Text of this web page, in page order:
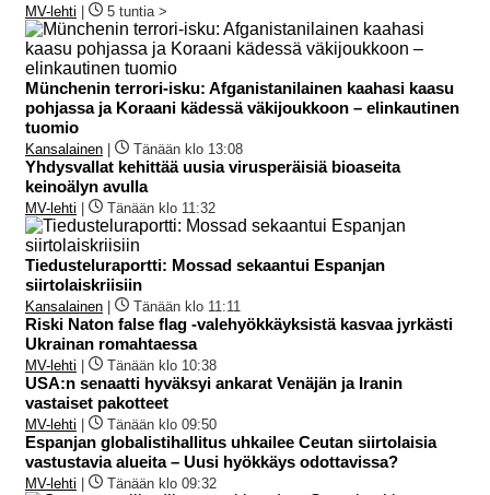
MV-lehti | 5 tuntia >
Münchenin terrori-isku: Afganistanilainen kaahasi kaasu
pohjassa ja Koraani kädessä väkijoukkoon – elinkautinen
tuomio
Kansalainen | Tänään klo 13:08
Yhdysvallat kehittää uusia virusperäisiä bioaseita
keinoälyn avulla
MV-lehti | Tänään klo 11:32
Tiedusteluraportti: Mossad sekaantui Espanjan
siirtolaiskriisiin
Kansalainen | Tänään klo 11:11
Riski Naton false flag -valehyökkäyksistä kasvaa jyrkästi
Ukrainan romahtaessa
MV-lehti | Tänään klo 10:38
USA:n senaatti hyväksyi ankarat Venäjän ja Iranin
vastaiset pakotteet
MV-lehti | Tänään klo 09:50
Espanjan globalistihallitus uhkailee Ceutan siirtolaisia
vastustavia alueita – Uusi hyökkäys odottavissa?
MV-lehti | Tänään klo 09:32